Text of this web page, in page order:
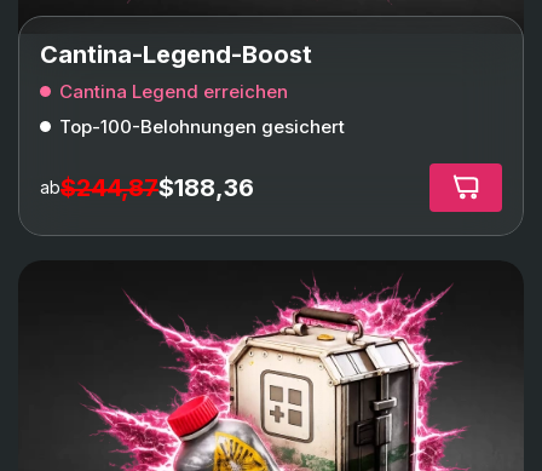
Cantina-Legend-Boost
Cantina Legend erreichen
Top-100-Belohnungen gesichert
ab$244,87$188,36